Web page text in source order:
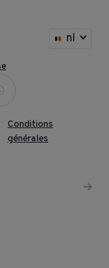
nl
Conditions
générales